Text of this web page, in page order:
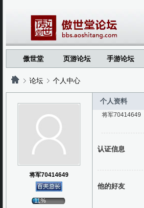
傲世堂 页游论坛 手游论坛
论坛 个人中心
将军70414649
11%
个人资料
将军70414649
认证信息
他的好友